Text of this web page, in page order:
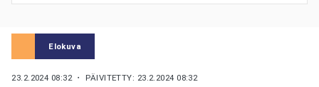
Elokuva
23.2.2024 08:32 ・ PÄIVITETTY: 23.2.2024 08:32